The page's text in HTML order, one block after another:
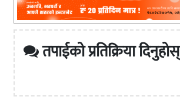
तपाईको प्रतिक्रिया दिनुहोस्